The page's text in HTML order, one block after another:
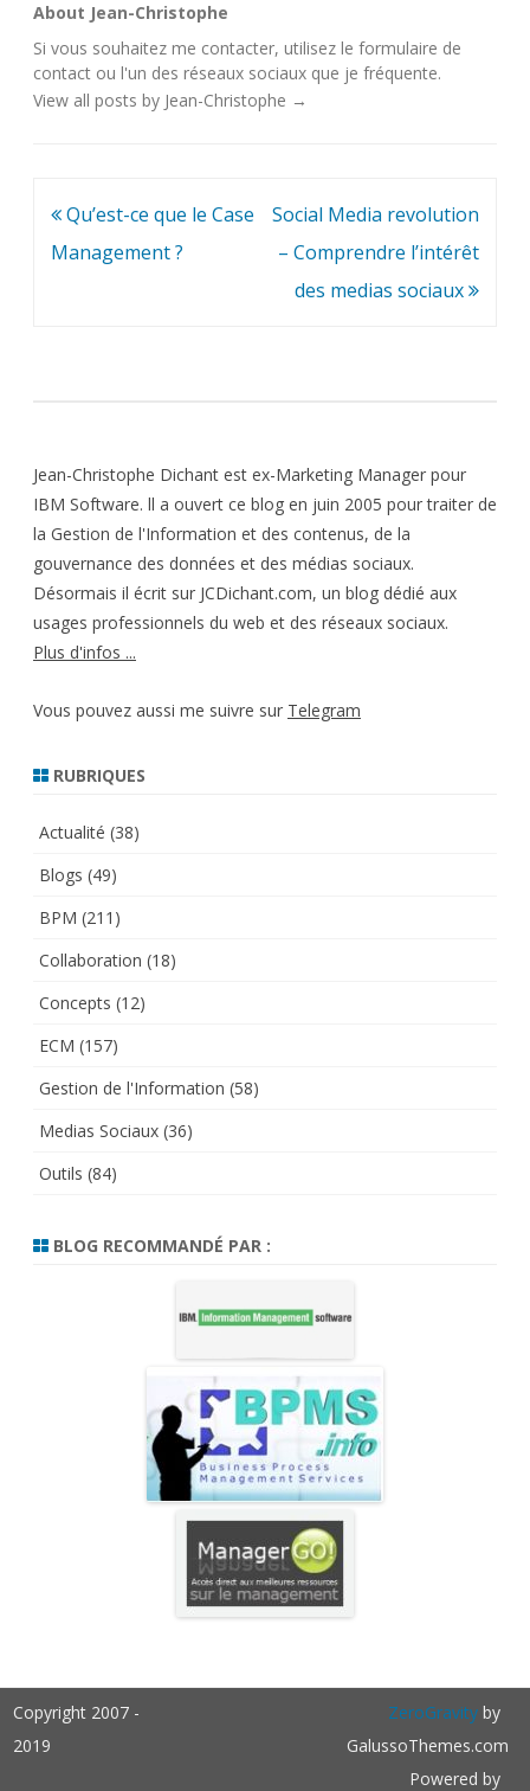
About Jean-Christophe
Si vous souhaitez me contacter, utilisez le formulaire de
contact ou l'un des réseaux sociaux que je fréquente.
View all posts by Jean-Christophe →
Navigation
de
Qu’est-ce que le Case
Management ?
Social Media revolution
– Comprendre l’intérêt
des medias sociaux
Jean-Christophe Dichant est ex-Marketing Manager pour
IBM Software. ll a ouvert ce blog en juin 2005 pour traiter de
la Gestion de l'Information et des contenus, de la
gouvernance des données et des médias sociaux.
Désormais il écrit sur JCDichant.com, un blog dédié aux
usages professionnels du web et des réseaux sociaux.
Plus d'infos ...
Vous pouvez aussi me suivre sur Telegram
RUBRIQUES
Actualité (38)
Blogs (49)
BPM (211)
Collaboration (18)
Concepts (12)
ECM (157)
Gestion de l'Information (58)
Medias Sociaux (36)
Outils (84)
BLOG RECOMMANDÉ PAR :
Copyright 2007 -
2019
ZeroGravityby
GalussoThemes.com
Powered by